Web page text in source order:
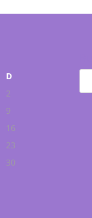
D
2
9
16
23
30